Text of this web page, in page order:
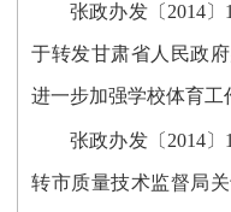
张政办发〔2014
于转发甘肃省人民政
进一步加强学校体育工
张政办发〔2014
转市质量技术监督局